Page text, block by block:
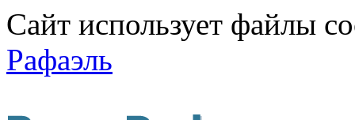
Сайт использует файлы
Рафаэль